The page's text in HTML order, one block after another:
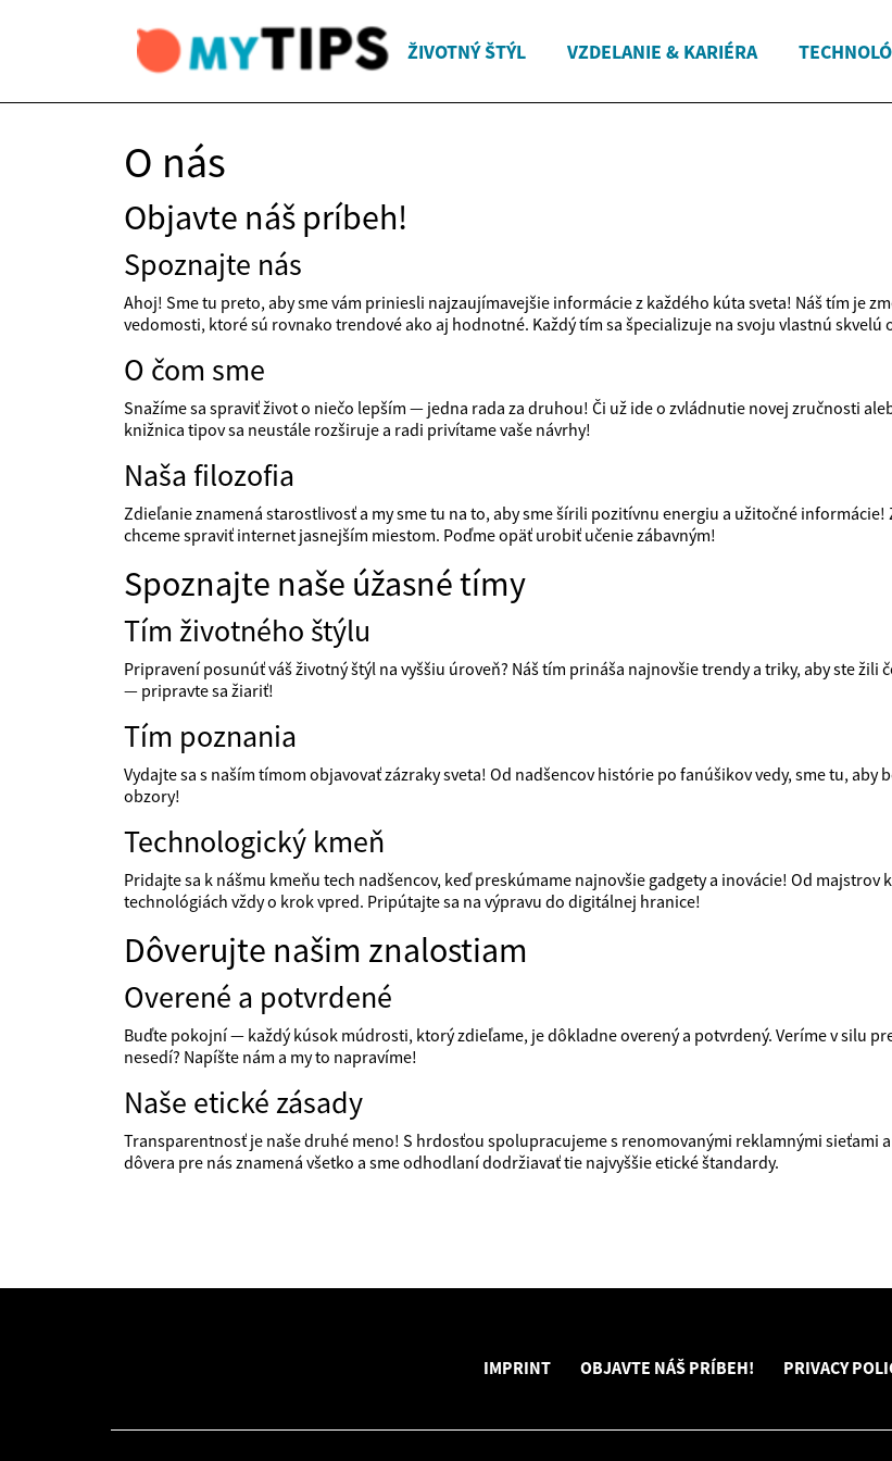
ŽIVOTNÝ ŠTÝL VZDELANIE & KARIÉRA
O nás
Objavte náš príbeh!
Spoznajte nás
Ahoj! Sme tu preto, aby sme vám priniesli najzaujímavejšie informácie z každého kúta sveta! Náš tím je
vedomosti, ktoré sú rovnako trendové ako aj hodnotné. Každý tím sa špecializuje na svoju vlastnú skvelú
O čom sme
Snažíme sa spraviť život o niečo lepším — jedna rada za druhou! Či už ide o zvládnutie novej zručnosti
knižnica tipov sa neustále rozširuje a radi privítame vaše návrhy!
Naša filozofia
Zdieľanie znamená starostlivosť a my sme tu na to, aby sme šírili pozitívnu energiu a užitočné
chceme spraviť internet jasnejším miestom. Poďme opäť urobiť učenie zábavným!
Spoznajte naše úžasné tímy
Tím životného štýlu
Pripravení posunúť váš životný štýl na vyššiu úroveň? Náš tím prináša najnovšie trendy a triky, aby ste
— pripravte sa žiariť!
Tím poznania
Vydajte sa s naším tímom objavovať zázraky sveta! Od nadšencov histórie po fanúšikov vedy, sme tu,
obzory!
Technologický kmeň
Pridajte sa k nášmu kmeňu tech nadšencov, keď preskúmame najnovšie gadgety a inovácie! Od
technológiách vždy o krok vpred. Pripútajte sa na výpravu do digitálnej hranice!
Dôverujte našim znalostiam
Overené a potvrdené
Buďte pokojní — každý kúsok múdrosti, ktorý zdieľame, je dôkladne overený a potvrdený. Veríme v silu
nesedí? Napíšte nám a my to napravíme!
Naše etické zásady
Transparentnosť je naše druhé meno! S hrdosťou spolupracujeme s renomovanými reklamnými sieťami
dôvera pre nás znamená všetko a sme odhodlaní dodržiavať tie najvyššie etické štandardy.
IMPRINT OBJAVTE NÁŠ PRÍBEH! PRIVACY